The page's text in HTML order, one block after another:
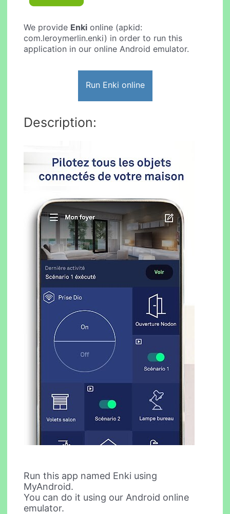
We provide Enki online (apkid:
com.leroymerlin.enki) in order to run this
application in our online Android emulator.
Run Enki online
Description:
Run this app named Enki using
MyAndroid.
You can do it using our Android online
emulator.